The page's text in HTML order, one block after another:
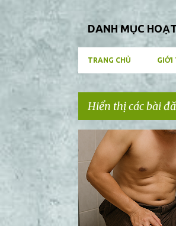
DANH MỤC
TRANG CHỦ GIỚI
Hiển thị các bài
B
à
i
đ
ă
SỬA BỒN CẦU DĨ AN